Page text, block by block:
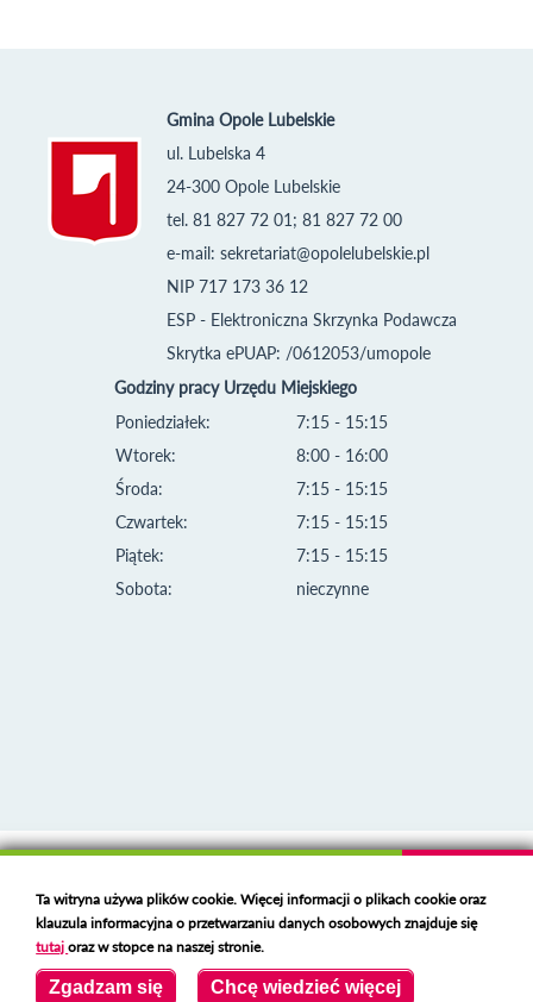
Gmina Opole Lubelskie
ul. Lubelska 4
24-300 Opole Lubelskie
tel. 81 827 72 01; 81 827 72 00
e-mail: sekretariat@opolelubelskie.pl
NIP 717 173 36 12
ESP - Elektroniczna Skrzynka Podawcza
Skrytka ePUAP: /0612053/umopole
Godziny pracy Urzędu Miejskiego
Poniedziałek:
Wtorek:
Środa:
Czwartek:
Piątek:
Sobota:
7:15 - 15:15
8:00 - 16:00
7:15 - 15:15
7:15 - 15:15
7:15 - 15:15
nieczynne
Deklaracja dostępności
Polski serwer RBLhttps://polspam.pl/
Copyright 2023 Urząd Miejski w Opolu Lubelskim
Created byVOBACOM Odnośnik otworzy się w nowym oknie
Ta witryna używa plików cookie. Więcej informacji o plikach cookie oraz
klauzula informacyjna o przetwarzaniu danych osobowych znajduje się
tutajoraz w stopce na naszej stronie.
Zgadzam się Chcę wiedzieć więcej